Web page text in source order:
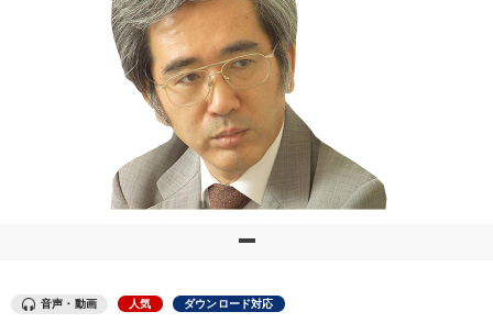
優秀各社の智恵と戦略 事業家のロマンと経営
若手異才経営者の発想 専門家のアドバイス
音声・動画 人気 ダウンロード対応